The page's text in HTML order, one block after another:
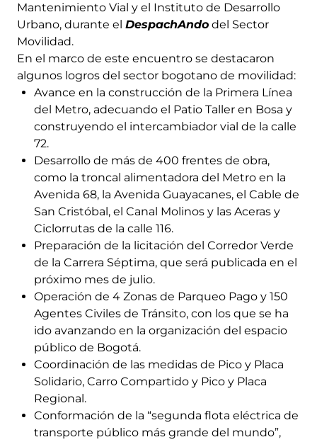
Mantenimiento Vial y el Instituto de Desarrollo
Urbano, durante el DespachAndo del Sector
Movilidad.
En el marco de este encuentro se destacaron
algunos logros del sector bogotano de movilidad:
Avance en la construcción de la Primera Línea
del Metro, adecuando el Patio Taller en Bosa y
construyendo el intercambiador vial de la calle
72.
Desarrollo de más de 400 frentes de obra,
como la troncal alimentadora del Metro en la
Avenida 68, la Avenida Guayacanes, el Cable de
San Cristóbal, el Canal Molinos y las Aceras y
Ciclorrutas de la calle 116.
Preparación de la licitación del Corredor Verde
de la Carrera Séptima, que será publicada en el
próximo mes de julio.
Operación de 4 Zonas de Parqueo Pago y 150
Agentes Civiles de Tránsito, con los que se ha
ido avanzando en la organización del espacio
público de Bogotá.
Coordinación de las medidas de Pico y Placa
Solidario, Carro Compartido y Pico y Placa
Regional.
Conformación de la “segunda flota eléctrica de
transporte público más grande del mundo”,